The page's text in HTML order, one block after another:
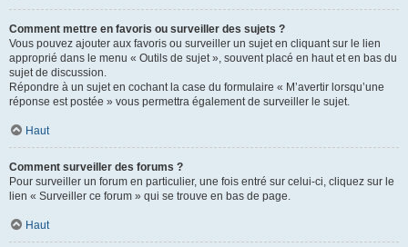
Comment mettre en favoris ou surveiller des sujets ?
Vous pouvez ajouter aux favoris ou surveiller un sujet en cliquant sur le lien
approprié dans le menu « Outils de sujet », souvent placé en haut et en bas du
sujet de discussion.
Répondre à un sujet en cochant la case du formulaire « M’avertir lorsqu’une
réponse est postée » vous permettra également de surveiller le sujet.
Haut
Comment surveiller des forums ?
Pour surveiller un forum en particulier, une fois entré sur celui-ci, cliquez sur le
lien « Surveiller ce forum » qui se trouve en bas de page.
Haut